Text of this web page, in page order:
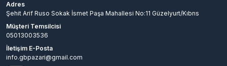
Malaysia sunucusunda etkinlik
dönemlerinde hangi paketler daha fazla
tercih ediliyor?
Mağazaya o efsanevi kostümlerden biri düştüğünde
işler tamamen değişiyor. Çarkı garanti döndürüp o
Adres
Şehit Arif Ruso Sokak İsmet Paşa Mahallesi No:11 Güzelyurt/Kıbrıs
Müşteri Temsilcisi
05013003536
İletişim E-Posta
info.gbpazari@gmail.com